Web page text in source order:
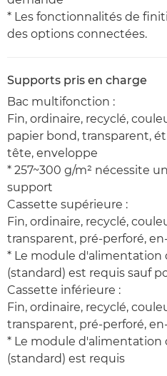
* Les fonctionnalités de
des options connectées.
Supports pris en charge
Bac multifonction :
Fin, ordinaire, recyclé,
papier bond, transparent,
tête, enveloppe
* 257~300 g/m² nécessite
support
Cassette supérieure :
Fin, ordinaire, recyclé,
transparent, pré-perforé,
* Le module d'alimentation
(standard) est requis sauf
Cassette inférieure :
Fin, ordinaire, recyclé,
transparent, pré-perforé,
* Le module d'alimentation
(standard) est requis